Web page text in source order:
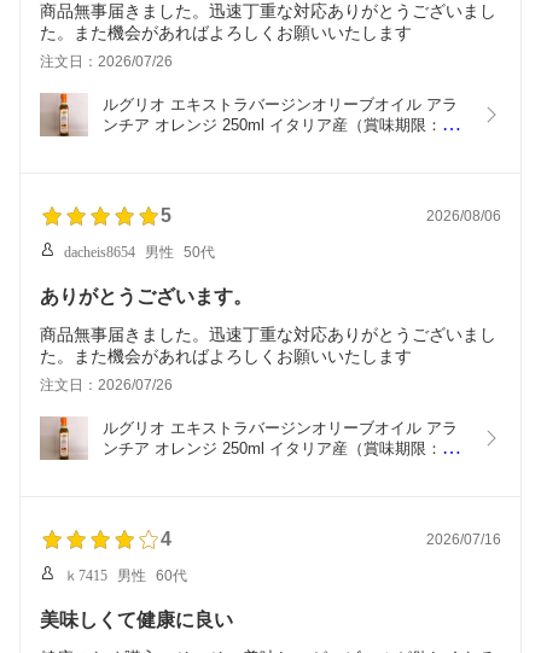
商品無事届きました。迅速丁重な対応ありがとうございまし
た。また機会があればよろしくお願いいたします
注文日：2026/07/26
ルグリオ エキストラバージンオリーブオイル アラ
ンチア オレンジ 250ml イタリア産（賞味期限：
5 2026/08/06
dacheis8654 男性 50代
ありがとうございます。
商品無事届きました。迅速丁重な対応ありがとうございまし
た。また機会があればよろしくお願いいたします
注文日：2026/07/26
ルグリオ エキストラバージンオリーブオイル アラ
ンチア オレンジ 250ml イタリア産（賞味期限：
4 2026/07/16
ｋ7415 男性 60代
美味しくて健康に良い